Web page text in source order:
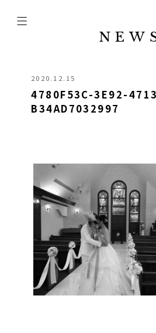
2020.12.15
4780F53C-3E92-
B34AD7032997